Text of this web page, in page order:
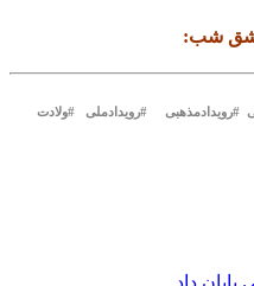
شب:
#رویدادمذهبی #رویدادملی #ولادت
داد